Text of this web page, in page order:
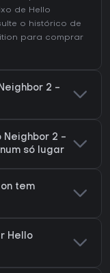
de Hello
o histórico de
para comprar
2 -
Neighbor 2 -
só lugar
tem
Hello